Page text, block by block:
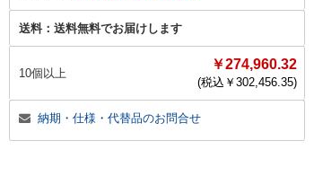
送料： 送料無料でお届けします
10個以上
￥274,960.32
(税込￥ 302,456.35)
納期・仕様・代替品のお問合せ